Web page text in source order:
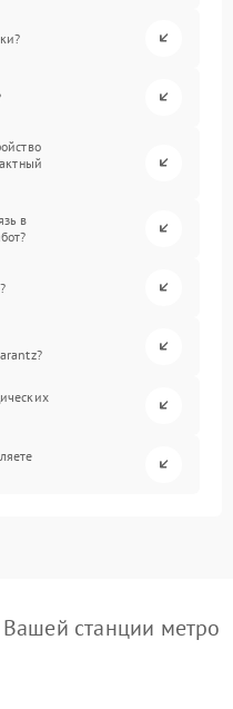
в
станции метро